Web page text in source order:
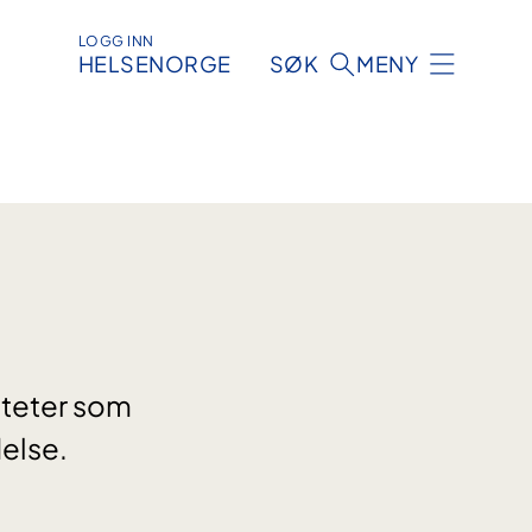
LOGG INN
HELSENORGE SØK MENY
som